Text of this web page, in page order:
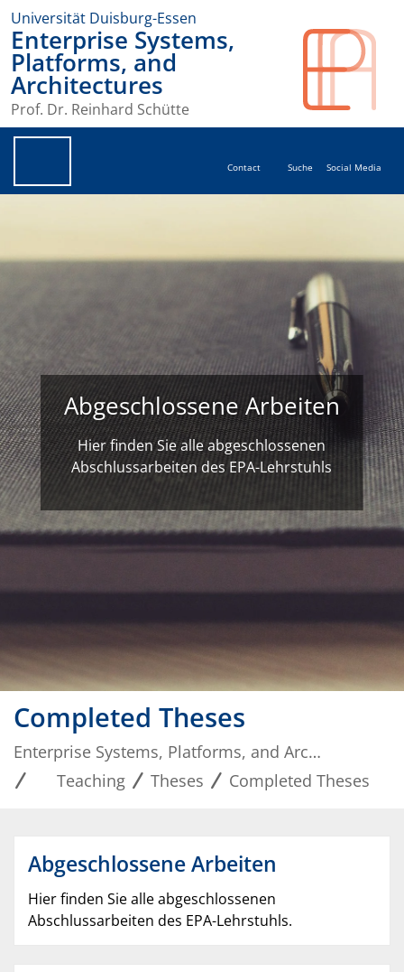
Universität Duisburg-Essen
Enterprise Systems,
Platforms, and
Architectures
Prof. Dr. Reinhard Schütte
Contact Suche Social Media
Abgeschlossene Arbeiten
Hier finden Sie alle abgeschlossenen
Abschlussarbeiten des EPA-Lehrstuhls
Completed Theses
Enterprise Systems, Platforms, and Architectures
Teaching
Theses Completed Theses
Abgeschlossene Arbeiten
Hier finden Sie alle abgeschlossenen
Abschlussarbeiten des EPA-Lehrstuhls.